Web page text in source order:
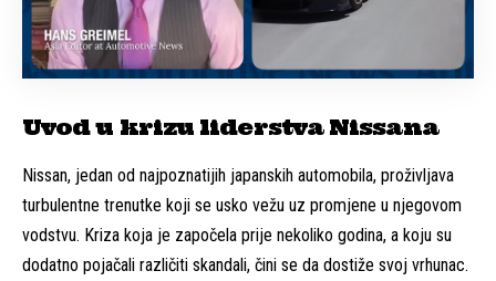
Uvod u krizu liderstva Nissana
Nissan, jedan od najpoznatijih japanskih automobila, proživljava
turbulentne trenutke koji se usko vežu uz promjene u njegovom
vodstvu. Kriza koja je započela prije nekoliko godina, a koju su
dodatno pojačali različiti skandali, čini se da dostiže svoj vrhunac.